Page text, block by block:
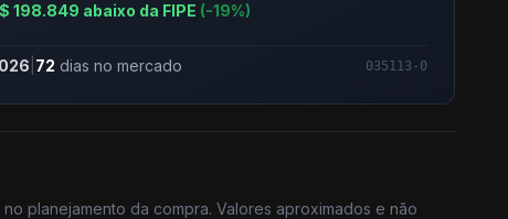
198.849 abaixo da FIPE (-19%)
72 dias no mercado 035113-0
no planejamento da compra. Valores aproximados e não